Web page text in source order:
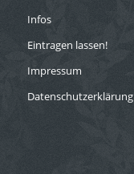
Infos
Eintragen lassen!
Impressum
Datenschutzerklärung